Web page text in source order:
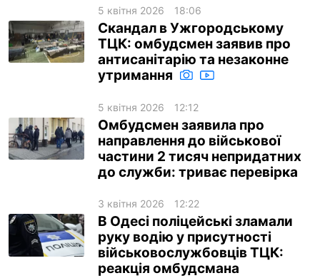
5 квітня 2026 18:06
Скандал в Ужгородському
ТЦК: омбудсмен заявив про
антисанітарію та незаконне
утримання
5 квітня 2026 12:12
Омбудсмен заявила про
направлення до військової
частини 2 тисяч непридатних
до служби: триває перевірка
3 квітня 2026 12:22
В Одесі поліцейські зламали
руку водію у присутності
військовослужбовців ТЦК:
реакція омбудсмана